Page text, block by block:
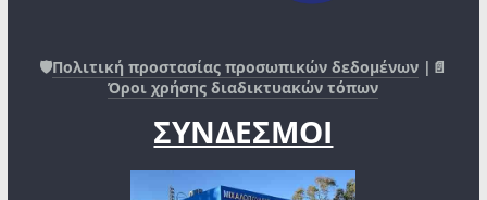
🛡️Πολιτική προστασίας προσωπικών δεδομένων |📄
Όροι χρήσης διαδικτυακών τόπων
ΣΥΝΔΕΣΜΟΙ